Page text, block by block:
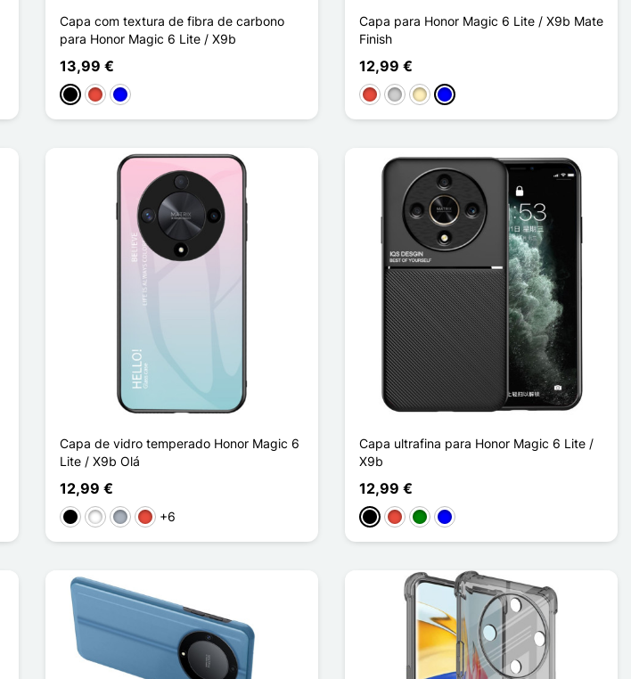
Capa com textura de fibra de carbono
para Honor Magic 6 Lite / X9b
13,99 €
PretoVermelho
Azul
Capa para Honor Magic 6 Lite / X9b Mate
Finish
12,99 €
Vermelho
PrataOuroAzul
Capa de vidro temperado Honor Magic 6
Lite / X9b Olá
12,99 €
PretoBrancoCinzento
Vermelho
+6
Capa ultrafina para Honor Magic 6 Lite /
X9b
12,99 €
PretoVermelho
VerdeAzul